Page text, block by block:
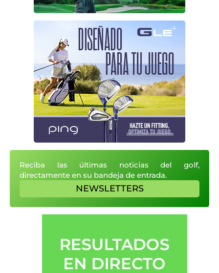
Reciba las últimas noticias del golf,
directamente en su bandeja de entrada.
NEWSLETTERS